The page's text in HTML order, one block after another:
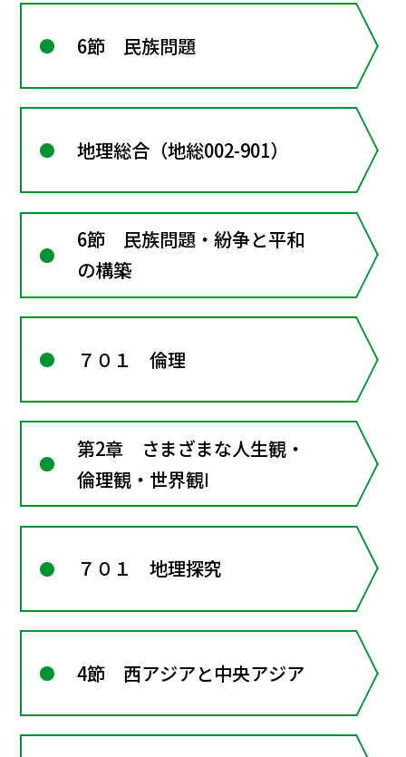
6節 民族問題
地理総合（地総002-901）
6節 民族問題・紛争と平和
の構築
７０１ 倫理
第2章 さまざまな人生観・
倫理観・世界観Ⅰ
７０１ 地理探究
4節 西アジアと中央アジア